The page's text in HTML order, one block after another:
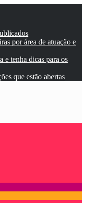
por área de atuação e
e tenha dicas para os
que estão abertas